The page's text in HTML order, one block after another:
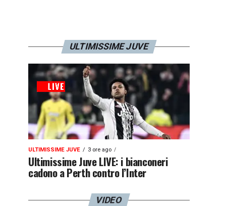
ULTIMISSIME JUVE
ULTIMISSIME JUVE 3 ore ago
Ultimissime Juve LIVE: i bianconeri
cadono a Perth contro l’Inter
VIDEO